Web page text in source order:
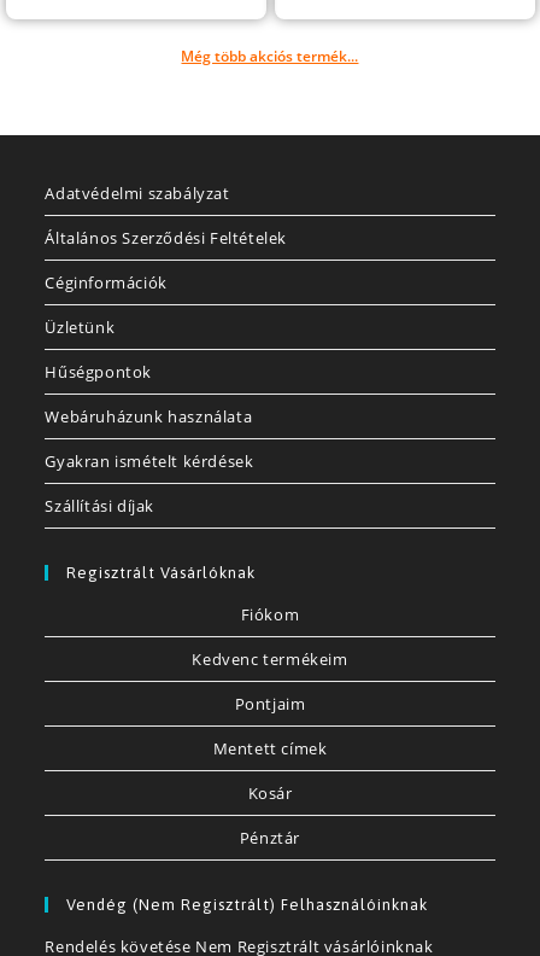
Még több akciós termék...
Adatvédelmi szabályzat
Általános Szerződési Feltételek
Céginformációk
Üzletünk
Hűségpontok
Webáruházunk használata
Gyakran ismételt kérdések
Szállítási díjak
Regisztrált Vásárlóknak
Fiókom
Kedvenc termékeim
Pontjaim
Mentett címek
Kosár
Pénztár
Vendég (nem Regisztrált) Felhasználóinknak
Rendelés követése Nem Regisztrált vásárlóinknak